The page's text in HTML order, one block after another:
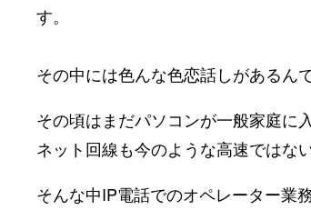
す。
その中には色んな色恋話しがあるん
その頃はまだパソコンが一般家庭に
ネット回線も今のような高速ではな
そんな中IP電話でのオペレーター業